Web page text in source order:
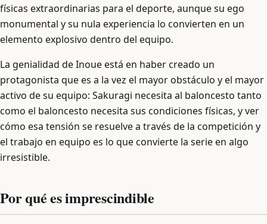
físicas extraordinarias para el deporte, aunque su ego
monumental y su nula experiencia lo convierten en un
elemento explosivo dentro del equipo.
La genialidad de Inoue está en haber creado un
protagonista que es a la vez el mayor obstáculo y el mayor
activo de su equipo: Sakuragi necesita al baloncesto tanto
como el baloncesto necesita sus condiciones físicas, y ver
cómo esa tensión se resuelve a través de la competición y
el trabajo en equipo es lo que convierte la serie en algo
irresistible.
Por qué es imprescindible